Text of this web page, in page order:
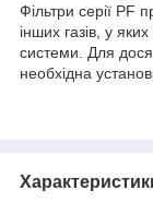
Фільтри серії PF
інших газів, у
системи. Для
необхідна